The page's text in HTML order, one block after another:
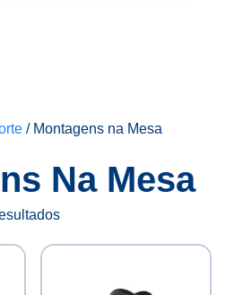
/ Montagens na Mesa
Na Mesa